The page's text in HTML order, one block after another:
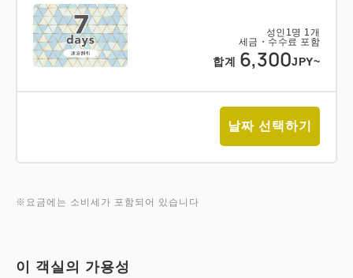
성인 1 명 1 개
세금・수수료 포함
합계 6,300JPY~
날짜 선택하기
※요금에는 소비세가 포함되어 있습니다
이 객실의 가용성